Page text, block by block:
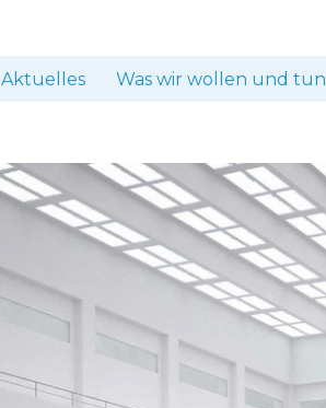
Aktuelles Was wir wollen und tun